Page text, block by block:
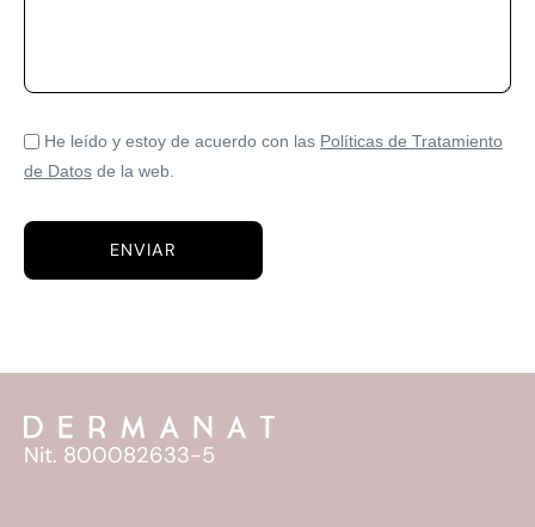
He leído y estoy de acuerdo con las Políticas de Tratamiento
de Datos de la web.
ENVIAR
Nit. 800082633-5